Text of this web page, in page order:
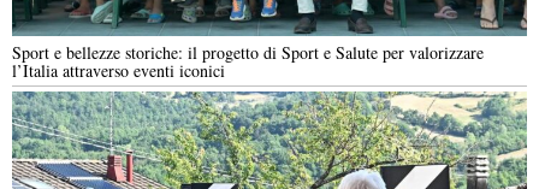
Sport e bellezze storiche: il progetto di Sport e Salute per valorizzare
l’Italia attraverso eventi iconici